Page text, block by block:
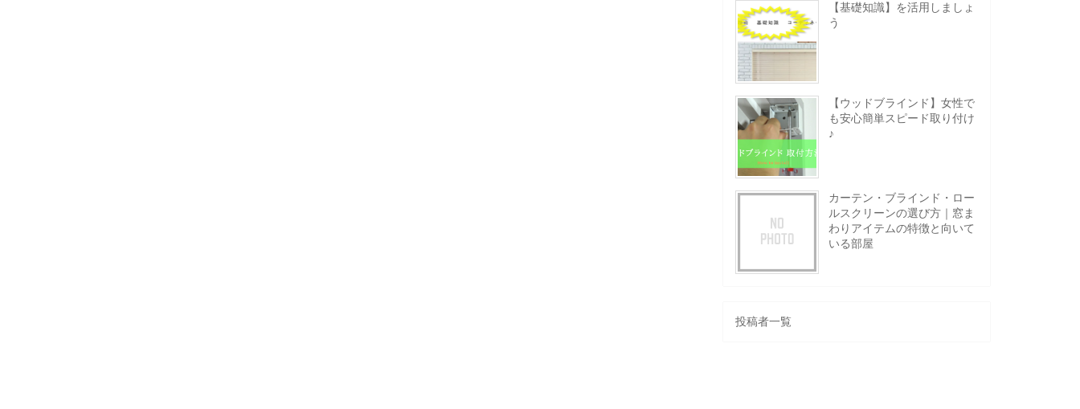
【基礎知識】を活用しましょ
う
【ウッドブラインド】女性で
も安心簡単スピード取り付け
♪
カーテン・ブラインド・ロー
ルスクリーンの選び方｜窓ま
わりアイテムの特徴と向いて
いる部屋
投稿者一覧